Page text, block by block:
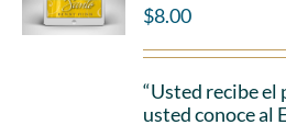
$8.00
“Usted recibe el
usted conoce al